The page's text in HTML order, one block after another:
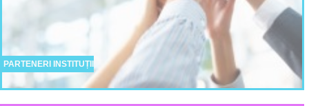
PARTENERI INSTITUȚII